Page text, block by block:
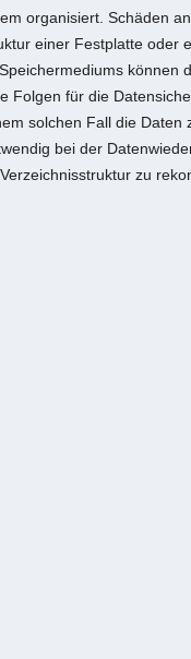
organisiert. Schäden
einer Festplatte oder
können
Folgen für die
solchen Fall die Daten
bei der
zu